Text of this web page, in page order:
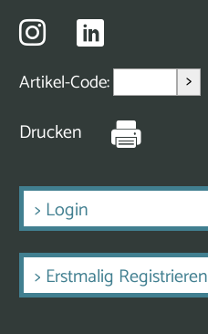
Artikel-Code: >
Drucken
> Login
> Erstmalig Registrieren